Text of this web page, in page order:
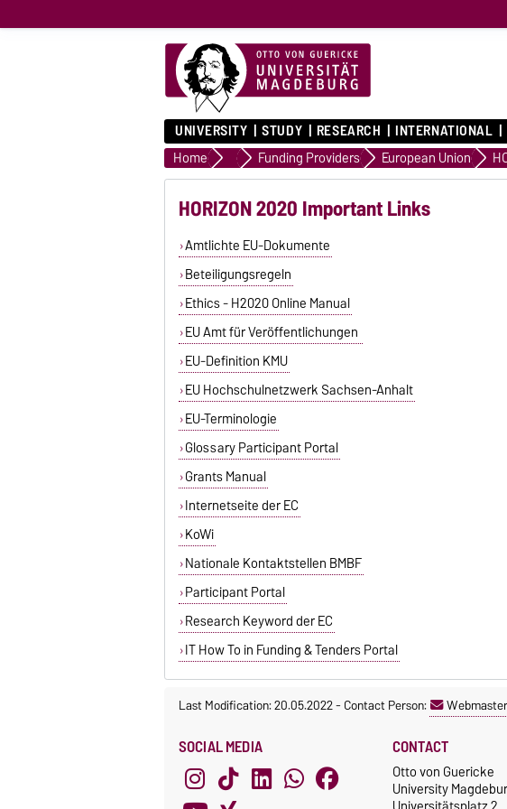
UNIVERSITY STUDY RESEARCH INTERNATIONAL
Home Research Funding Advice
Funding Providers European Union
HORIZON 2020 Important Links
Amtlichte EU-Dokumente
Beteiligungsregeln
Ethics - H2020 Online Manual
EU Amt für Veröffentlichungen
EU-Definition KMU
EU Hochschulnetzwerk Sachsen-Anhalt
EU-Terminologie
Glossary Participant Portal
Grants Manual
Internetseite der EC
KoWi
Nationale Kontaktstellen BMBF
Participant Portal
Research Keyword der EC
IT How To in Funding & Tenders Portal
Last Modification: 20.05.2022-Contact Person: Webmaster
SOCIAL MEDIA CONTACT
Otto von Guericke
University